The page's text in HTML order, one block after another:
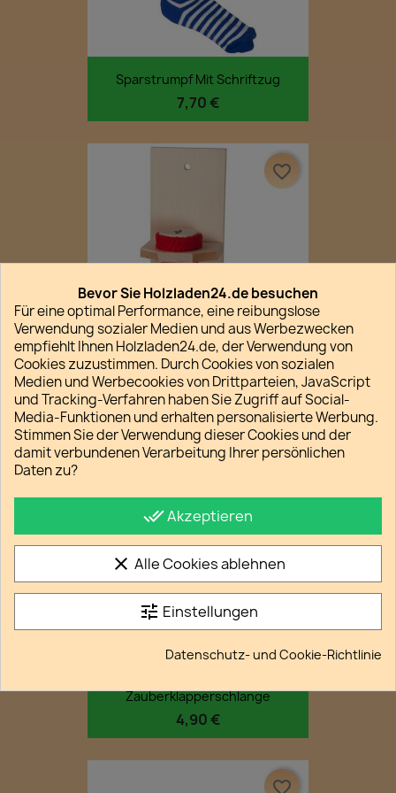
Sparstrumpf Mit Schriftzug
7,70 €
Sparstrumpf Ohne Schriftzug
6,90 €
favorite_border
Zauberklapperschlange
4,90 €
favorite_border
Bevor Sie Holzladen24.de besuchen
Für eine optimal Performance, eine reibungslose
Verwendung sozialer Medien und aus Werbezwecken
empfiehlt Ihnen Holzladen24.de, der Verwendung von
Cookies zuzustimmen. Durch Cookies von sozialen
Medien und Werbecookies von Drittparteien, JavaScript
und Tracking-Verfahren haben Sie Zugriff auf Social-
Media-Funktionen und erhalten personalisierte Werbung.
Stimmen Sie der Verwendung dieser Cookies und der
damit verbundenen Verarbeitung Ihrer persönlichen
Daten zu?
done_allAkzeptieren
clear Alle Cookies ablehnen
tune Einstellungen
Datenschutz- und Cookie-Richtlinie